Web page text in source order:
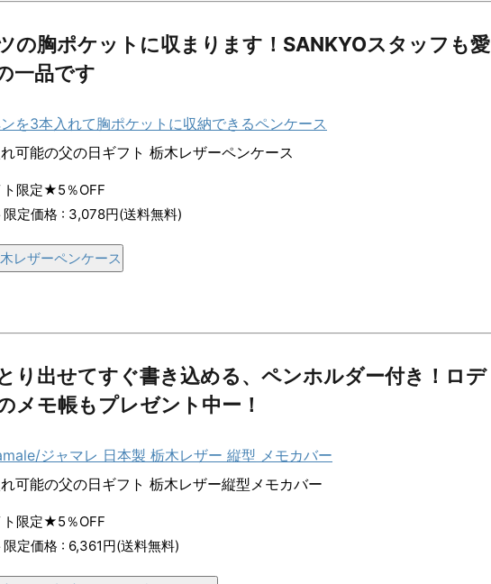
の胸ポケットに収まります！SANKYOスタッフも愛
一品です
可能の父の日ギフト 栃木レザーペンケース
限定★5％OFF
定価格 : 3,078円(送料無料)
レザーペンケース
り出せてすぐ書き込める、ペンホルダー付き！ロデ
メモ帳もプレゼント中ー！
可能の父の日ギフト 栃木レザー縦型メモカバー
限定★5％OFF
定価格 : 6,361円(送料無料)